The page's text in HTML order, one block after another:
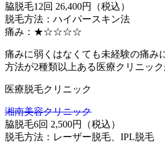
脇脱毛12回 26,400円（税込）
脱毛方法：ハイパースキン法
痛み：★☆☆☆☆
痛みに弱くはなくても未経験の痛み
方法が2種類以上ある医療クリニック
医療脱毛クリニック
湘南美容クリニック
脇脱毛6回 2,500円（税込）
脱毛方法：レーザー脱毛、IPL脱毛